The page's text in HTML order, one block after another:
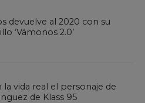
devuelve al 2020 con su
‘Vámonos 2.0’
la vida real el personaje de
de Klass 95